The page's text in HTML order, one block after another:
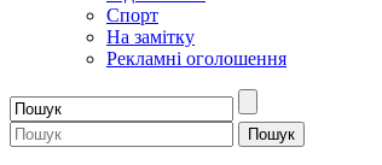
Спорт
На замітку
Рекламні оголошення